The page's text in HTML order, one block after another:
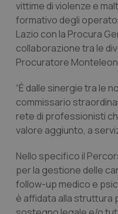
vittime di violenze e
formativo degli
Lazio con la Procura
collaborazione tra le
Procuratore
“È dalle sinergie tra le
commissario
rete di professionisti
valore aggiunto, a
Nello specifico il
per la gestione delle
follow-up medico e
è affidata alla struttura